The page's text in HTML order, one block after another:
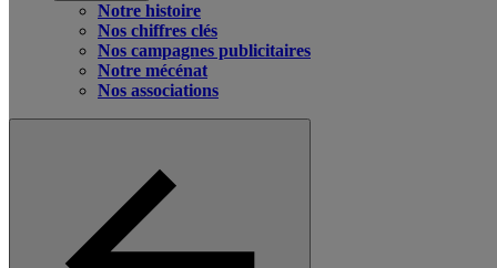
Notre histoire
Nos chiffres clés
Nos campagnes publicitaires
Notre mécénat
Nos associations